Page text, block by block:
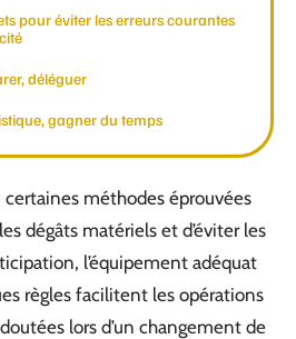
pour éviter les erreurs courantes
déléguer
gagner du temps
certaines méthodes éprouvées
dégâts matériels et d’éviter les
l’équipement adéquat
règles facilitent les opérations
lors d’un changement de